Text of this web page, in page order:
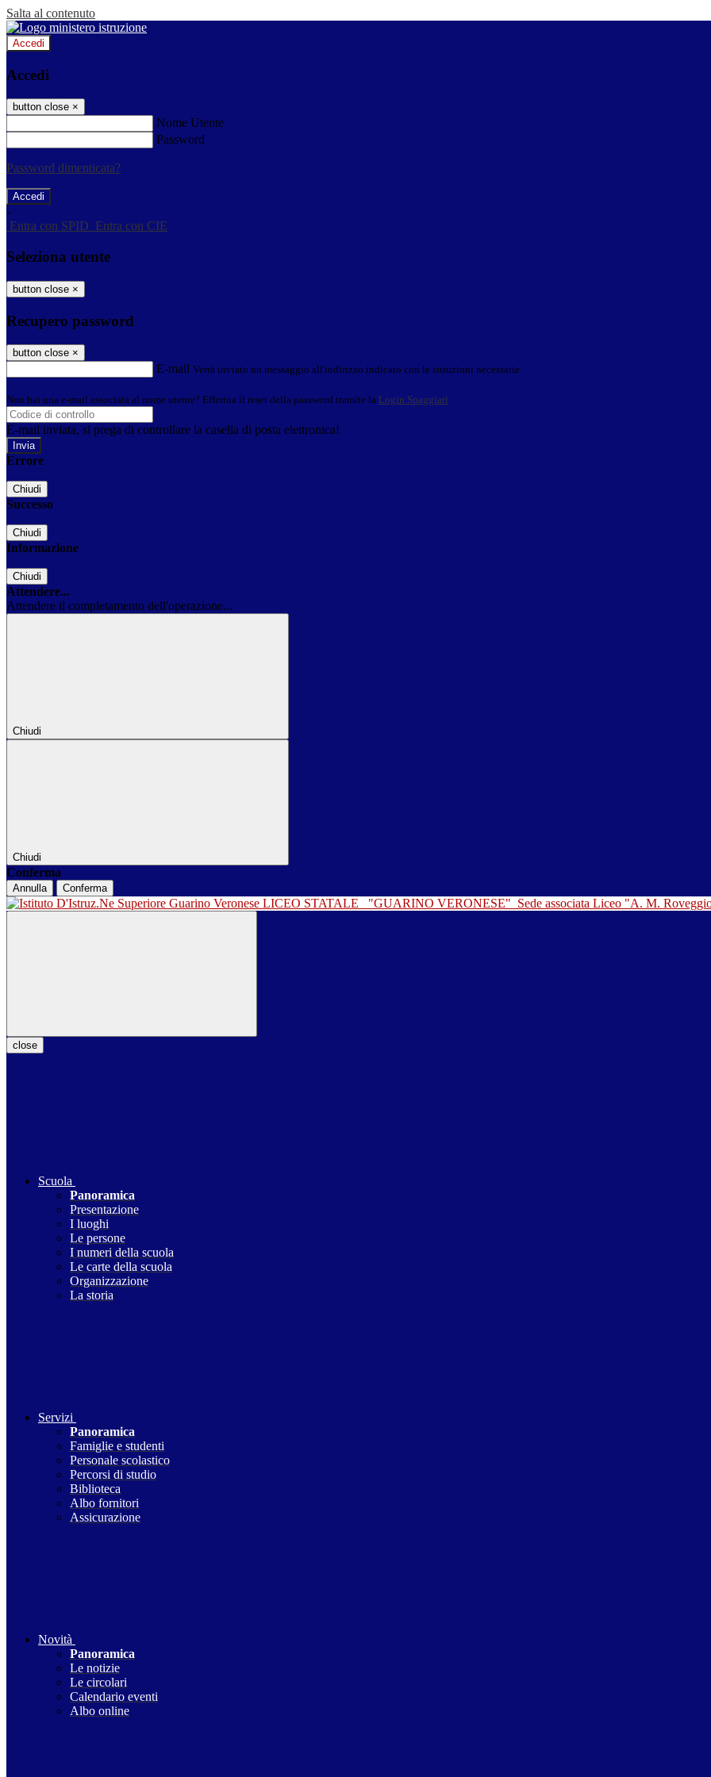
Salta al contenuto
Accedi
Accedi
button close ×
Nome Utente
Password
Password dimenticata?
-
Entra con SPID Entra con CIE
Seleziona utente
button close ×
Recupero password
button close ×
E-mail Verrà inviato un messaggio all'indirizzo indicato con le istruzioni necessarie.
Non hai una e-mail associata al nome utente? Effettua il reset della password tramite la Login Spaggiari
E-mail inviata, si prega di controllare la casella di posta elettronica!
Errore
Chiudi
Successo
Chiudi
Informazione
Chiudi
Attendere...
Attendere il completamento dell'operazione...
Chiudi
Chiudi
Conferma
Annulla Conferma
LICEO STATALE "GUARINO VERONESE" Sede associata Liceo "A. M.
close
Scuola
Panoramica
Presentazione
I luoghi
Le persone
I numeri della scuola
Le carte della scuola
Organizzazione
La storia
Servizi
Panoramica
Famiglie e studenti
Personale scolastico
Percorsi di studio
Biblioteca
Albo fornitori
Assicurazione
Novità
Panoramica
Le notizie
Le circolari
Calendario eventi
Albo online